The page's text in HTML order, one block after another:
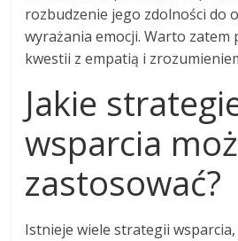
rozbudzenie jego zdolności do
wyrażania emocji. Warto zatem
kwestii z empatią i
Jakie
wsparcia
zastosować?
Istnieje wiele strategii